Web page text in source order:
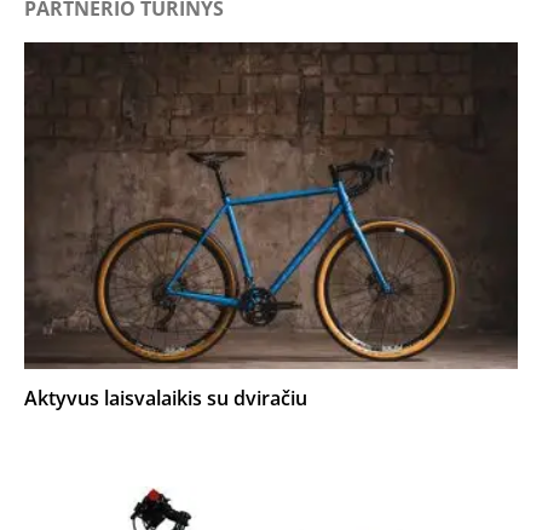
PARTNERIO TURINYS
Aktyvus laisvalaikis su dviračiu